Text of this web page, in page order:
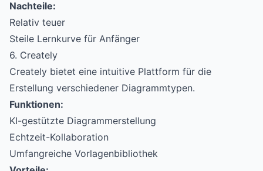
Nachteile:
Relativ teuer
Steile Lernkurve für Anfänger
6. Creately
Creately bietet eine intuitive Plattform für die
Erstellung verschiedener Diagrammtypen.
Funktionen:
KI-gestützte Diagrammerstellung
Echtzeit-Kollaboration
Umfangreiche Vorlagenbibliothek